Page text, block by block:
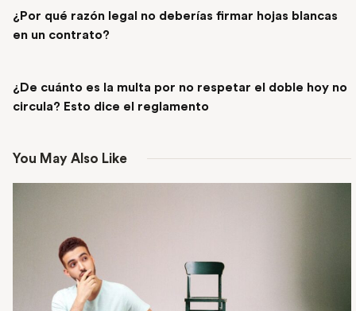
¿Por qué razón legal no deberías firmar hojas blancas
en un contrato?
¿De cuánto es la multa por no respetar el doble hoy no
circula? Esto dice el reglamento
You May Also Like